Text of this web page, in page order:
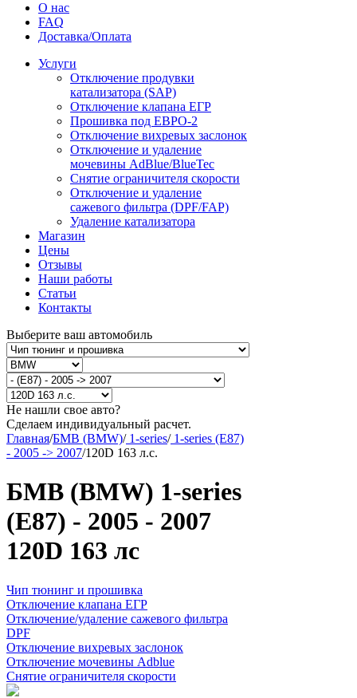
О нас
FAQ
Доставка/Оплата
Услуги
Отключение продувки
катализатора (SAP)
Отключение клапана ЕГР
Прошивка под ЕВРО-2
Отключение вихревых заслонок
Отключение и удаление
мочевины AdBlue/BlueTec
Снятие ограничителя скорости
Отключение и удаление
сажевого фильтра (DPF/FAP)
Удаление катализатора
Магазин
Цены
Отзывы
Наши работы
Статьи
Контакты
Выберите ваш автомобиль
Не нашли свое авто?
Сделаем индивидуальный расчет.
Главная/БМВ (BMW)/1-series/1-series (E87)
- 2005 -> 2007/120D 163 л.с.
БМВ (BMW) 1-series
(E87) - 2005 - 2007
120D 163 лс
Чип тюнинг и прошивка
Отключение клапана ЕГР
Отключение/удаление сажевого фильтра
DPF
Отключение вихревых заслонок
Отключение мочевины Adblue
Снятие ограничителя скорости